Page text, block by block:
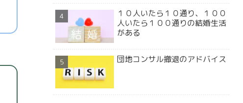
１０人いたら１０通り、１００
人いたら１００通りの結婚生活
がある
団地コンサル撤退のアドバイス